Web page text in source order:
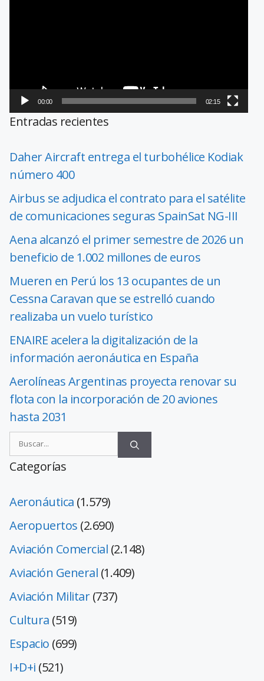
00:00 02:15
Entradas recientes
Daher Aircraft entrega el turbohélice Kodiak
número 400
Airbus se adjudica el contrato para el satélite
de comunicaciones seguras SpainSat NG-III
Aena alcanzó el primer semestre de 2026 un
beneficio de 1.002 millones de euros
Mueren en Perú los 13 ocupantes de un
Cessna Caravan que se estrelló cuando
realizaba un vuelo turístico
ENAIRE acelera la digitalización de la
información aeronáutica en España
Aerolíneas Argentinas proyecta renovar su
flota con la incorporación de 20 aviones
hasta 2031
Categorías
Aeronáutica (1.579)
Aeropuertos (2.690)
Aviación Comercial (2.148)
Aviación General (1.409)
Aviación Militar(737)
Cultura (519)
Espacio (699)
I+D+i (521)